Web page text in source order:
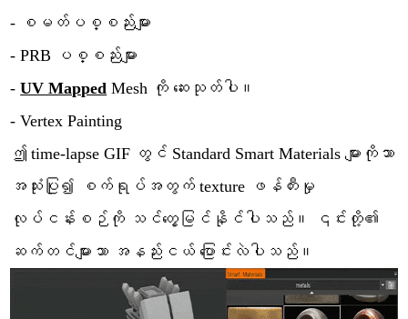
- စမတ်ပစ္စည်းများ
- PRB ပစ္စည်းများ
-UV Mapped Mesh ကို ဆေးသုတ်ပါ။
- Vertex Painting
ဤ time-lapse GIF တွင် Standard Smart Materials များကိုသာ
အသုံးပြု၍ စက်ရုပ်အတွက် texture ဖန်တီးမှု
လုပ်ငန်းစဉ်ကို သင်တွေ့မြင်နိုင်ပါသည်။ ၎င်းတို့၏
ဆက်တင်များသာ အနည်းငယ် ပြောင်းလဲပါသည်။